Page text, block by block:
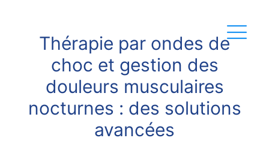
Thérapie par ondes de
choc et gestion des
douleurs musculaires
nocturnes : des solutions
avancées